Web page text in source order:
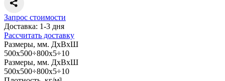
Запрос стоимости
Доставка: 1-3 дня
Рассчитать доставку
Размеры, мм. ДхВхШ
500х500÷800х5÷10
Размеры, мм. ДхВхШ
500х500÷800х5÷10